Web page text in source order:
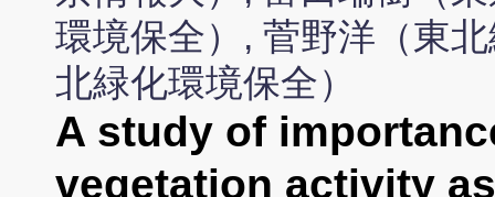
環境保全）, 菅野洋（東
北緑化環境保全）
A study of
vegetation activity